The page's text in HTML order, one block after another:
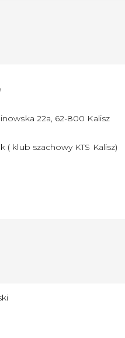
22a, 62-800 Kalisz
( klub szachowy KTS Kalisz)